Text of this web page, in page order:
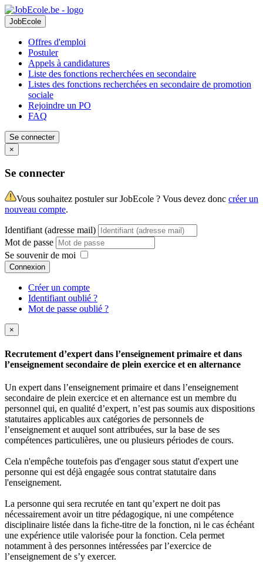
JobEcole
Offres d'emploi
Postuler
Appels à candidatures
Liste des fonctions recherchées en secondaire
Listes des fonctions recherchées en secondaire de promotion
sociale
Rejoindre un PO
FAQ
Se connecter
×
Se connecter
Vous souhaitez postuler sur JobEcole ? Vous devez donc créer un
nouveau compte.
Identifiant (adresse mail)
Mot de passe
Se souvenir de moi
Connexion
Créer un compte
Identifiant oublié ?
Mot de passe oublié ?
×
Recrutement d’expert dans l’enseignement primaire et dans
l’enseignement secondaire de plein exercice et en alternance
Un expert dans l’enseignement primaire et dans l’enseignement
secondaire de plein exercice et en alternance est un membre du
personnel qui, en qualité d’expert, n’est pas soumis aux dispositions
statutaires applicables aux catégories de personnels de
l’enseignement et auquel sont attribuées, sur la base de ses
compétences particulières, une ou plusieurs périodes de cours.
Cela n'empêche toutefois pas d'engager sous statut d'expert une
personne qui est déjà engagée sous contrat statutaire dans
l'enseignement.
La personne qui sera recrutée en tant qu’expert ne doit pas
nécessairement avoir un titre pédagogique, ni une compétence
disciplinaire listée dans la fiche-titre de la fonction, ni le cas échéant
une expérience utile valorisée pour la fonction. Cela permet
notamment à des personnes intéressées par l’exercice de
l’enseignement de s’y exercer.